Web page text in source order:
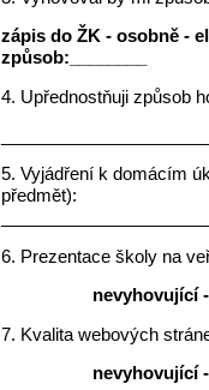
zápis do ŽK - osobně -
způsob:________
4. Upřednostňuji způsob
5. Vyjádření k domácím
předmět):
6. Prezentace školy na
nevyhovující
7. Kvalita webových
nevyhovující